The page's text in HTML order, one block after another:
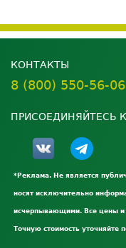
КОНТАКТЫ
8 (800) 550-56-06
ПРИСОЕДИНЯЙТЕСЬ
*Реклама. Не является
носят исключительно
исчерпывающими. Все цены и
Точную стоимость уточняйте